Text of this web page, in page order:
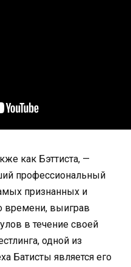
как Бэттиста, —
профессиональный
признанных и
времени, выиграв
в течение своей
одной из
Батисты является его